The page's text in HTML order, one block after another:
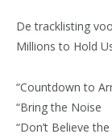
De tracklisting
Millions to Hold
“Countdown to
“Bring the Noise
“Don’t Believe the